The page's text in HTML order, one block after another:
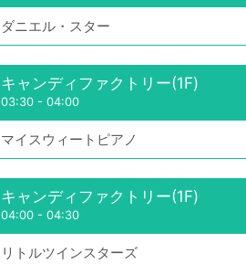
ダニエル・スター
キャンディファクトリー(1F)
03:30 - 04:00
マイスウィートピアノ
キャンディファクトリー(1F)
04:00 - 04:30
リトルツインスターズ